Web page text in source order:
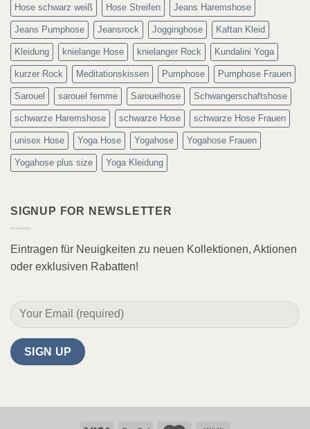
Hose schwarz weiß Hose Streifen Jeans Haremshose
Jeans Pumphose Jeansrock Jogginghose Kaftan Kleid
Kleidung knielange Hose knielanger Rock Kundalini Yoga
kurzer Rock Meditationskissen Pumphose Pumphose Frauen
Sarouel sarouel femme Sarouelhose Schwangerschaftshose
schwarze Haremshose schwarze Hose schwarze Hose Frauen
unisex Hose Yoga Hose Yogahose Yogahose Frauen
Yogahose plus size Yoga Kleidung
SIGNUP FOR NEWSLETTER
Eintragen für Neuigkeiten zu neuen Kollektionen, Aktionen
oder exklusiven Rabatten!